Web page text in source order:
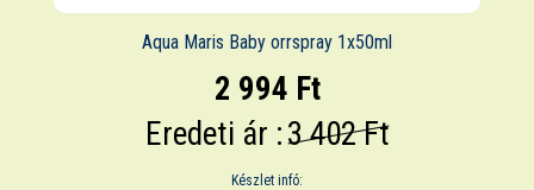
Aqua Maris Baby orrspray 1x50ml
2 994 Ft
Eredeti ár :3 402 Ft
Készlet infó: